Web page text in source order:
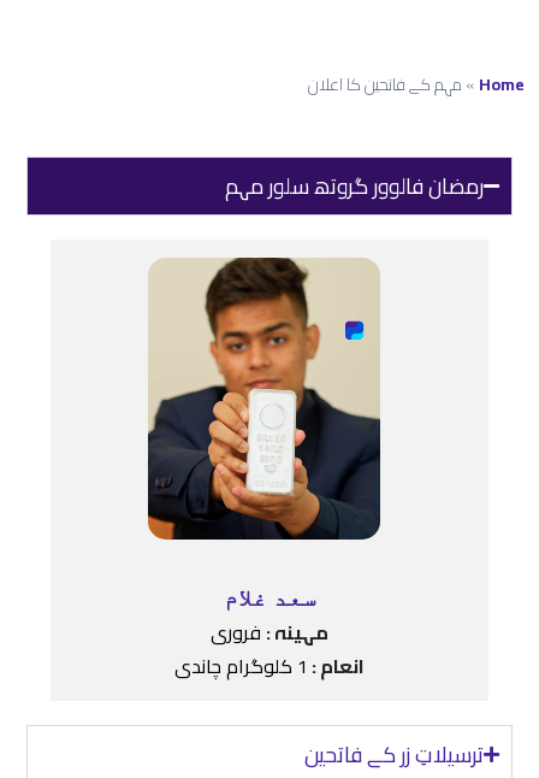
Home
»مہم کے فاتحین کا اعلان
رمضان فالوور گروتھ سلور مہم
سعد غلام
مہینہ : فروری
انعام : 1 کلوگرام چاندی
ترسیلاتِ زر کے فاتحین